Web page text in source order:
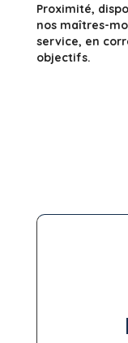
Proximité,
nos maîtres-
service, en
objectifs.